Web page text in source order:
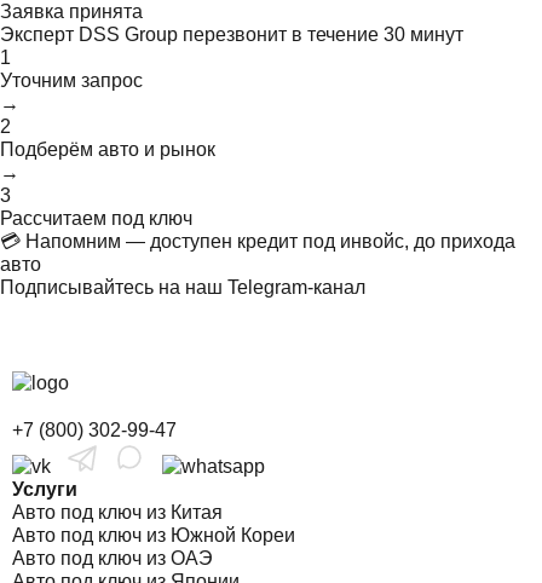
Заявка принята
Эксперт DSS Group перезвонит в течение 30 минут
1
Уточним запрос
→
2
Подберём авто и рынок
→
3
Рассчитаем под ключ
💳 Напомним — доступен кредит под инвойс, до прихода
авто
Подписывайтесь на наш Telegram-канал
+7 (800) 302-99-47
Услуги
Авто под ключ из Китая
Авто под ключ из Южной Кореи
Авто под ключ из ОАЭ